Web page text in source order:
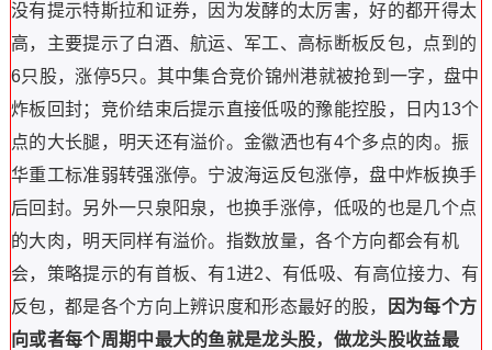
没有提示特斯拉和证券，因为发酵的太厉害，好的都开得太
高，主要提示了白酒、航运、军工、高标断板反包，点到的
6只股，涨停5只。其中集合竞价锦州港就被抢到一字，盘中
炸板回封；竞价结束后提示直接低吸的豫能控股，日内13个
点的大长腿，明天还有溢价。金徽洒也有4个多点的肉。振
华重工标准弱转强涨停。宁波海运反包涨停，盘中炸板换手
后回封。另外一只泉阳泉，也换手涨停，低吸的也是几个点
的大肉，明天同样有溢价。指数放量，各个方向都会有机
会，策略提示的有首板、有1进2、有低吸、有高位接力、有
反包，都是各个方向上辨识度和形态最好的股，
因为每个方
向或者每个周期中最大的鱼就是龙头股，做龙头股收益最